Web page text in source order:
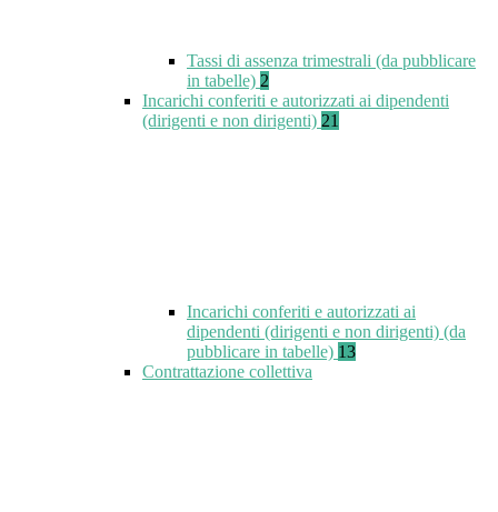
Tassi di assenza trimestrali (da pubblicare
in tabelle) 2
Incarichi conferiti e autorizzati ai dipendenti
(dirigenti e non dirigenti) 21
Incarichi conferiti e autorizzati ai
dipendenti (dirigenti e non dirigenti) (da
pubblicare in tabelle) 13
Contrattazione collettiva